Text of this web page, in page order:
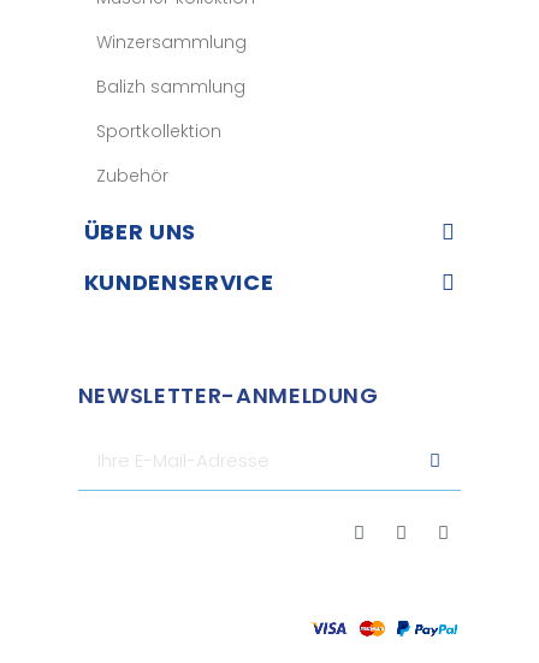
Winzersammlung
Balizh sammlung
Sportkollektion
Zubehör
ÜBER UNS​
KUNDENSERVICE​
NEWSLETTER-ANMELDUNG